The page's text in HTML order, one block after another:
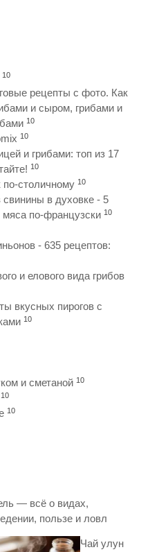
10
рецепты с фото. Как
и сыром, грибами и
10
10
и грибами: топ из 17
10
по-столичному 10
в духовке - 5
мяса по-французски 10
- 635 рецептов:
и елового вида грибов
вкусных пирогов с
10
и сметаной 10
10
10
— всё о видах,
пользе и ловл
Чай улун